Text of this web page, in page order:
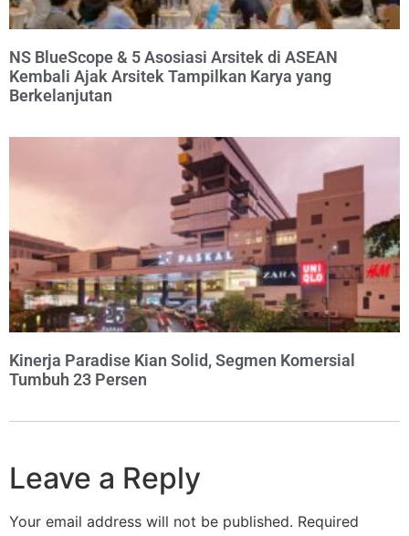
NS BlueScope & 5 Asosiasi Arsitek di ASEAN
Kembali Ajak Arsitek Tampilkan Karya yang
Berkelanjutan
Kinerja Paradise Kian Solid, Segmen Komersial
Tumbuh 23 Persen
Leave a Reply
Your email address will not be published. Required